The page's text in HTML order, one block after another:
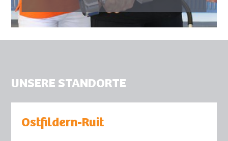
UNSERE STANDORTE
Ostfildern-Ruit